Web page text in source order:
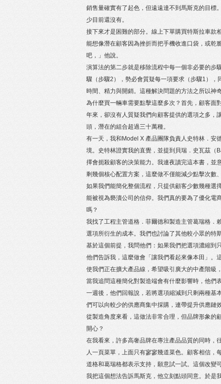
銷售量確實有了起色，但遠遠達不到馬斯克的目標
少目前還沒有。
接下來才是困難的部分。線上下單購買特斯拉車款
能想像潛在顧客因為挫折而把手機收進口袋，或乾
吧，」他說。
演算法的第二步就是移除流程中每一個非必要的步
驟（步驟2），勢必會質疑每一項要求（步驟1）
時間、精力與開銷。這種解決問題的方法之所以神
為什麼買一輛車需要點擊這麼多次？首先，顧客
年來，卻沒有人質疑我們向顧客提供的選項之多，
頭，潛在的組合超過三十萬種。
有一天，我和Model X 產品團隊負責人史特林．
境。史特林證實我的直覺，並提到貝瑞．史瓦茲
擇會扼殺顧客的決策能力。我連夜讀完這本書，並
剩幾個核心配置方案，這麼做不僅能減少點擊次數
如果我們能簡化整個流程，只提供顧客少數幾種選
能被視為褻瀆公司的信仰。我們真的要為了優化電
嗎？
我找了工程主管道格．菲爾德和製造主管葛瑞格
選項所衍生的成本。我們也討論了其他較小眾的特
基於這個前提，我問他們：如果我們把選項濃縮到
他們告訴我，這麼做會「讓我們看起來像本田」。
使我們正在擴大產品線，希望吸引廣大的中產階級
當我追問這種簡化對製造端會有什麼影響時，他們
一週後，他們回報說，若將選項縮減到只剩兩種基
們可以向較少的供應商集中採購，連帶提升供應鏈
從製造角度來看，這做法非常合理，但品牌形象的
開心？
在我看來，許多高奢品牌在專注產品品質的同時，
人一頁菜單，上面只有寥寥幾道菜色。顧客相信
道格和葛瑞格都表示支持，願意試一試。這個改變
我把這個想法告訴馬斯克，他立刻點頭同意。於是